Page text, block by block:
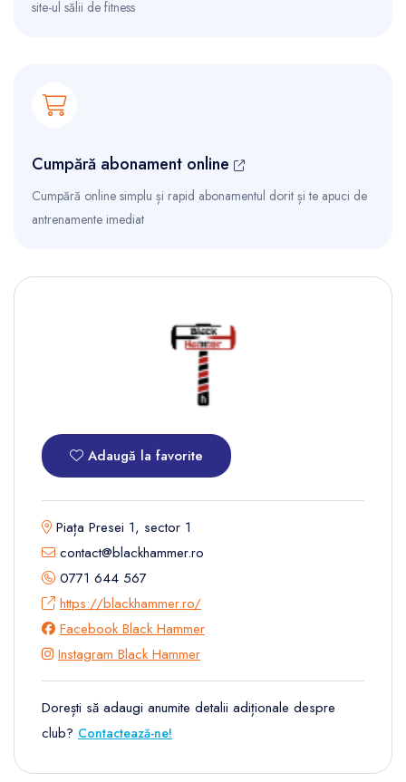
site-ul sălii de fitness
Cumpără abonament online
Cumpără online simplu și rapid abonamentul dorit și te apuci de
antrenamente imediat
Adaugă la favorite
Piața Presei 1, sector 1
contact@blackhammer.ro
0771 644 567
https://blackhammer.ro/
Facebook Black Hammer
Instagram Black Hammer
Dorești să adaugi anumite detalii adiționale despre
club? Contactează-ne!